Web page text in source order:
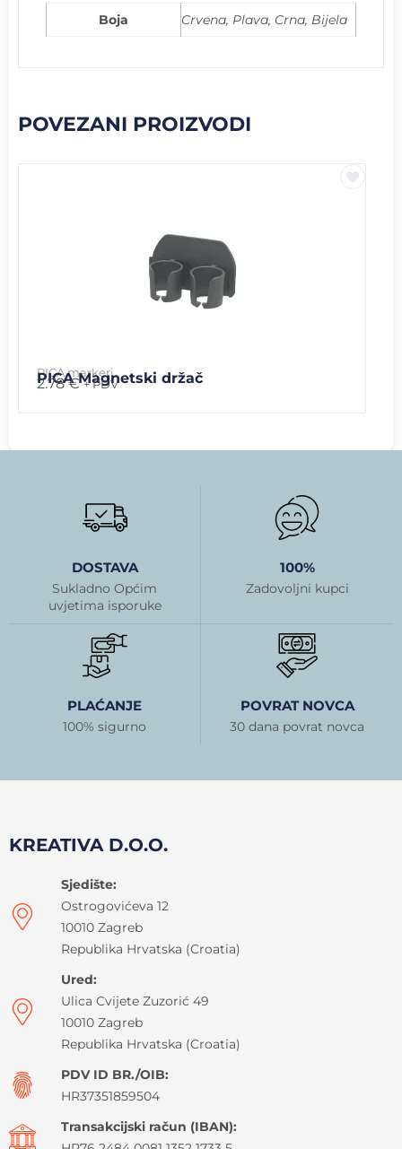
Boja Crvena, Plava, Crna, Bijela
POVEZANI PROIZVODI
PICA markeri
PICA Magnetski držač
2.78€ + PDV
DOSTAVA
Sukladno Općim
uvjetima isporuke
100%
Zadovoljni kupci
PLAĆANJE
100% sigurno
POVRAT NOVCA
30 dana povrat novca
KREATIVA D.O.O.
Sjedište:
Ostrogovićeva 12
10010 Zagreb
Republika Hrvatska (Croatia)
Ured:
Ulica Cvijete Zuzorić 49
10010 Zagreb
Republika Hrvatska (Croatia)
PDV ID BR./OIB:
HR37351859504
Transakcijski račun (IBAN):